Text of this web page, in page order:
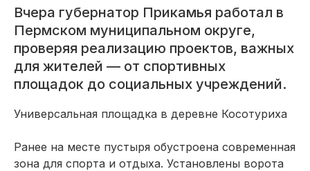
Вчера губернатор Прикамья работал в
Пермском муниципальном округе,
проверяя реализацию проектов, важных
для жителей — от спортивных
площадок до социальных учреждений.
Универсальная площадка в деревне Косотуриха
Ранее на месте пустыря обустроена современная
зона для спорта и отдыха. Установлены ворота